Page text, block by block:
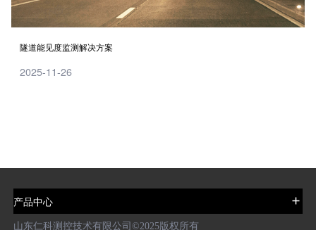
隧道能见度监测解决方案
2025-11-26
产品中心
山东仁科测控技术有限公司©️2025版权所有